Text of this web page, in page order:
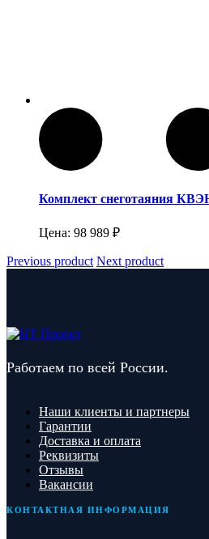
Комплект снеготаяния
Цена: 98 989 ₽
Previous product Next product
Работаем по всей России.
Наши клиенты и партнеры
Гарантии
Доставка и оплата
Реквизиты
Отзывы
Вакансии
КОНТАКТНАЯ ИНФОРМАЦИЯ